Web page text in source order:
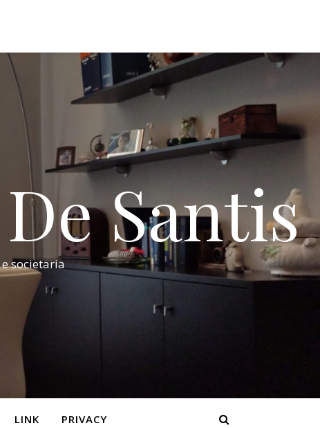
Santis
societaria
LINK PRIVACY